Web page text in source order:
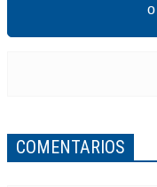
o
COMENTARIOS